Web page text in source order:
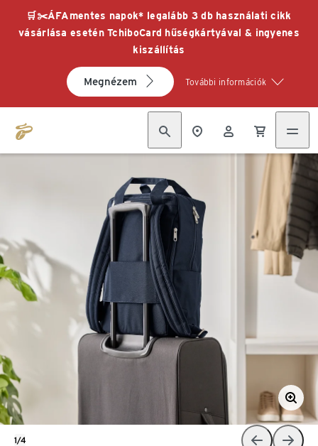
🛒✂️ÁFAmentes napok* legalább 3 db használati cikk
vásárlása esetén TchiboCard hűségkártyával & ingyenes
kiszállítás
Megnézem További információk
1/4